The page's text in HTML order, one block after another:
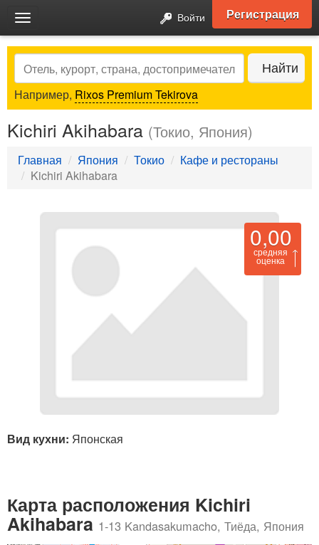
Toggle
navigation
Войти Регистрация
Search Найти
Например, Rixos Premium Tekirova
Kichiri Akihabara (Токио, Япония)
Главная Япония Токио
Кафе и рестораны
Kichiri Akihabara
0,00
средняя
оценка
Вид кухни: Японская
Карта расположения Kichiri
Akihabara 1-13 Kandasakumacho, Тиёда, Япония